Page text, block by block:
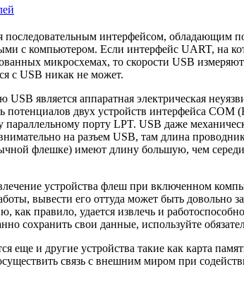
последовательным интерфейсом, обладающим
с компьютером. Если интерфейс UART, на
микросхемах, то скорости USB
с USB никак не может.
USB является аппаратная электрическая
потенциалов двух устройств интерфейса
параллельному порту LPT. USB даже
на разъем USB, там длина
флешке) имеют длину большую, чем
устройства флеш при включенном
вывести его оттуда может быть довольно
правило, удается извлечь и
сохранить свои данные, используйте
и другие устройства такие как карта
связь с внешним миром при